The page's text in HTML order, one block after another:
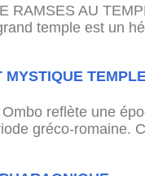
RAMSES AU
temple est un
MYSTIQUE
reflète une
gréco-romaine.